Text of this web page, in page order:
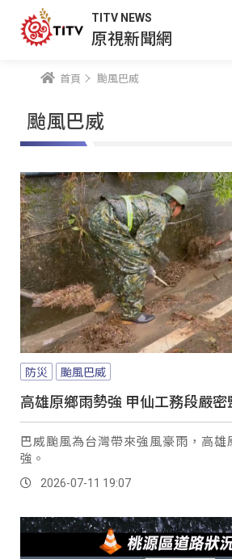
TITV NEWS
原視新聞網
首頁 颱風巴威
颱風巴威
防災 颱風巴威
高雄原鄉雨勢強 甲仙工務段嚴
巴威颱風為台灣帶來強風豪雨，高雄
強。
2026-07-11 19:07